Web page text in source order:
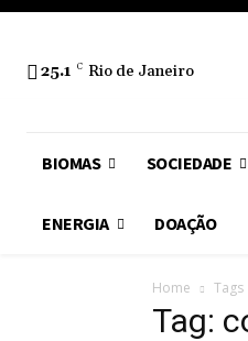
25.1 C Rio de Janeiro
BIOMAS SOCIEDADE
ENERGIA DOAÇÃO
Home Tags
Tag: